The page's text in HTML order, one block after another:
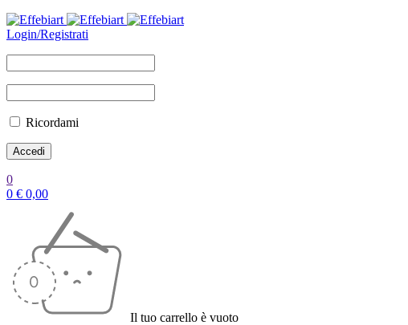
Login/Registrati
Ricordami
0
0 € 0,00
Il tuo carrello è vuoto